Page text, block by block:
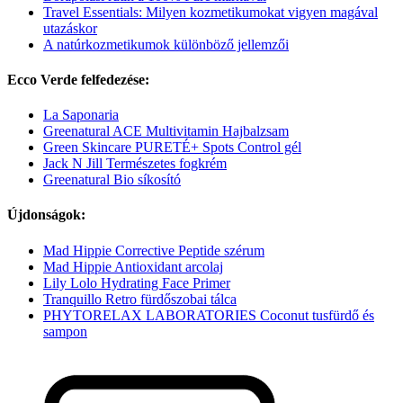
Travel Essentials: Milyen kozmetikumokat vigyen magával
utazáskor
A natúrkozmetikumok különböző jellemzői
Ecco Verde felfedezése:
La Saponaria
Greenatural ACE Multivitamin Hajbalzsam
Green Skincare PURETÉ+ Spots Control gél
Jack N Jill Természetes fogkrém
Greenatural Bio síkosító
Újdonságok:
Mad Hippie Corrective Peptide szérum
Mad Hippie Antioxidant arcolaj
Lily Lolo Hydrating Face Primer
Tranquillo Retro fürdőszobai tálca
PHYTORELAX LABORATORIES Coconut tusfürdő és
sampon